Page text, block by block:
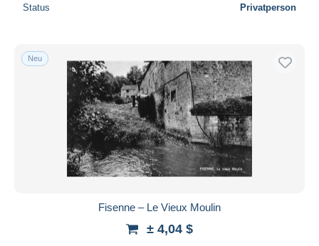
Status Privatperson
Neu
Fisenne – Le Vieux Moulin
± 4,04 $